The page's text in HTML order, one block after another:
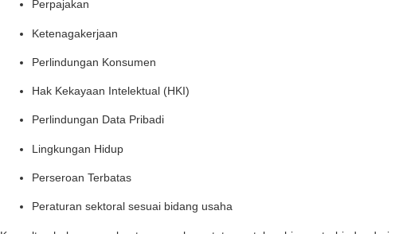
Perpajakan
Ketenagakerjaan
Perlindungan Konsumen
Hak Kekayaan Intelektual (HKI)
Perlindungan Data Pribadi
Lingkungan Hidup
Perseroan Terbatas
Peraturan sektoral sesuai bidang usaha